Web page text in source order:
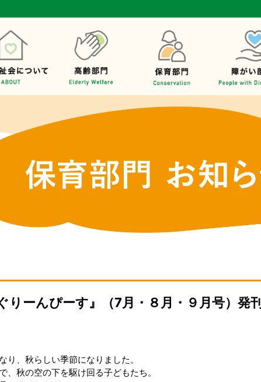
ーんぴーす』（7月・８月・９月号）発刊
り、秋らしい季節になりました。
、秋の空の下を駆け回る子どもたち。